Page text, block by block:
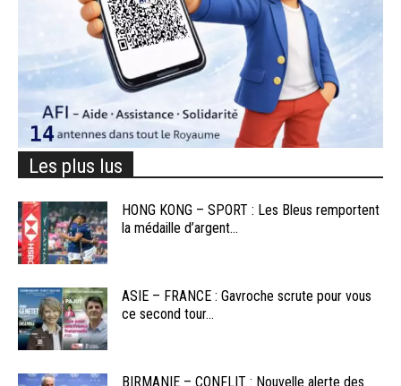
Les plus lus
HONG KONG – SPORT : Les Bleus remportent
la médaille d’argent...
ASIE – FRANCE : Gavroche scrute pour vous
ce second tour...
BIRMANIE – CONFLIT : Nouvelle alerte des